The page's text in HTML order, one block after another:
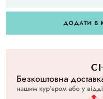
ДОДАТИ В
Безкоштовна
нашим курʼєром або у